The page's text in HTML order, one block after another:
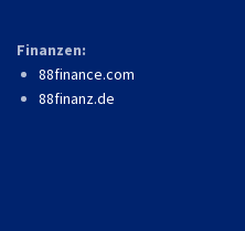
Finanzen:
88finance.com
88finanz.de